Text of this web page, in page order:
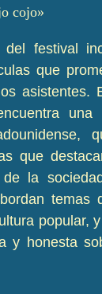
cojo»
del festival
que
asistentes.
que
la
temas
popular,
y honesta